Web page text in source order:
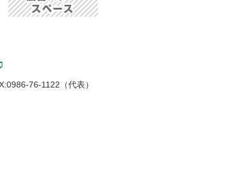
76-1122（代表）